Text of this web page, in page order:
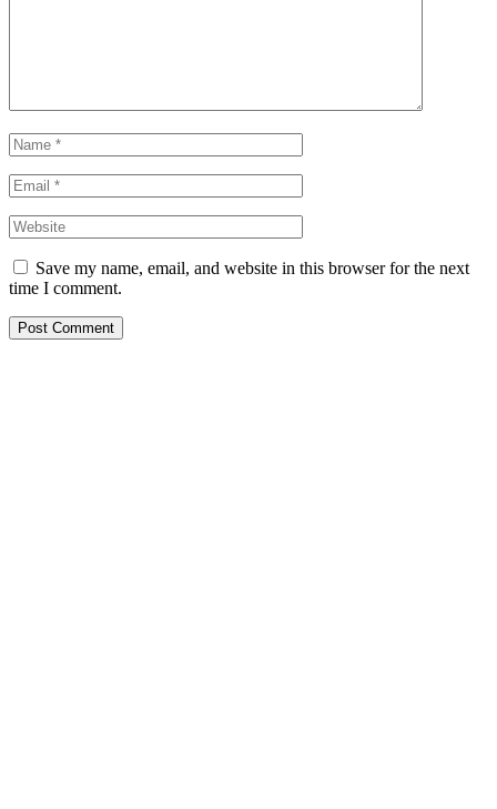
Save my name, email, and website in this browser for the next
time I comment.